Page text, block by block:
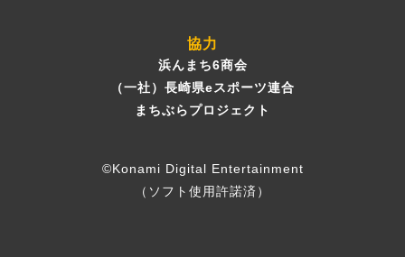
協力
浜んまち6商会
（一社）長崎県eスポーツ連合
まちぶらプロジェクト
©Konami Digital Entertainment
（ソフト使用許諾済）